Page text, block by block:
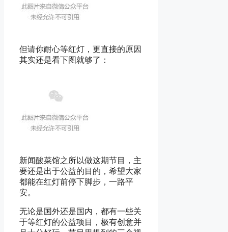
但请你耐心等红灯，更直接的原因
其实还是看下图就够了：
新闻酸菜馆之所以做这期节目，主
要还是出于公益的目的，希望大家
都能在红灯前停下脚步，一路平
安。
无论是国外还是国内，都有一些关
于等红灯的公益项目，极有创意并